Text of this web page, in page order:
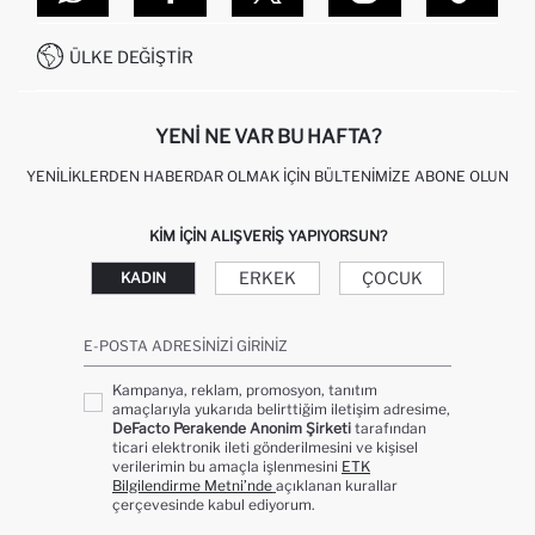
SITEMAP
İŞLEM REHBERI
KAMPANYALAR
0850 333 22 86
ÜLKE DEĞIŞTIR
YENI NE VAR BU HAFTA?
YENILIKLERDEN HABERDAR OLMAK İÇIN BÜLTENIMIZE ABONE OLUN
KIM IÇIN ALIŞVERIŞ YAPIYORSUN?
KADIN ERKEK ÇOCUK
E-POSTA ADRESINIZI GIRINIZ
Kampanya, reklam, promosyon, tanıtım
amaçlarıyla yukarıda belirttiğim iletişim adresime,
DeFacto Perakende Anonim Şirketi tarafından
ticari elektronik ileti gönderilmesini ve kişisel
verilerimin bu amaçla işlenmesini ETK
Bilgilendirme Metni’nde açıklanan kurallar
çerçevesinde kabul ediyorum.